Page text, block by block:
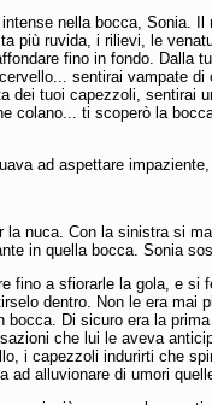
nella bocca, Sonia.
più ruvida, i rilievi, le
fino in fondo. Dalla
sentirai vampate di
dei tuoi capezzoli, sentirai
colano... ti scoperò la
ad aspettare
la nuca. Con la sinistra si
in quella bocca. Sonia
fino a sfiorarle la gola, e si
dentro. Non le era mai
bocca. Di sicuro era la
che lui le aveva
i capezzoli indurirti che
ad alluvionare di umori